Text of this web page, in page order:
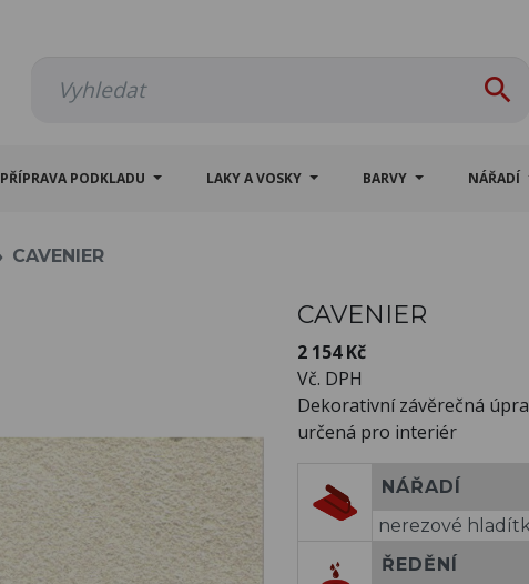

PŘÍPRAVA PODKLADU LAKY A VOSKY BARVY NÁŘADÍ
CAVENIER
CAVENIER
2 154 Kč
Vč. DPH
Dekorativní závěrečná
určená pro interiér
NÁŘADÍ
nerezové
ŘEDĚNÍ